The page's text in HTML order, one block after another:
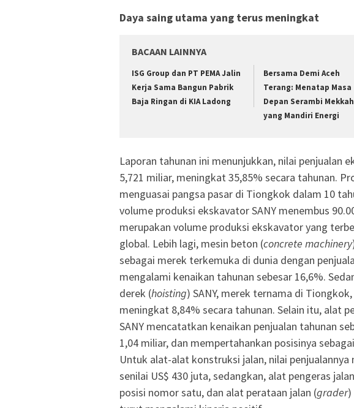
Daya saing utama yang terus meningkat
BACAAN LAINNYA
ISG Group dan PT PEMA Jalin
Kerja Sama Bangun Pabrik
Baja Ringan di KIA Ladong
Bersama Demi Aceh
Terang: Menatap Masa
Depan Serambi Mekkah
yang Mandiri Energi
Laporan tahunan ini menunjukkan, nilai penjualan
5,721 miliar, meningkat 35,85% secara tahunan.
menguasai pangsa pasar di Tiongkok dalam 10
volume produksi ekskavator SANY menembus
merupakan volume produksi ekskavator yang
global. Lebih lagi, mesin beton (concrete machinery
sebagai merek terkemuka di dunia dengan
mengalami kenaikan tahunan sebesar 16,6%.
derek (hoisting) SANY, merek ternama di
meningkat 8,84% secara tahunan. Selain itu, alat
SANY mencatatkan kenaikan penjualan tahunan
1,04 miliar, dan mempertahankan posisinya
Untuk alat-alat konstruksi jalan, nilai penjualannya
senilai US$ 430 juta, sedangkan, alat pengeras
posisi nomor satu, dan alat perataan jalan (grader)